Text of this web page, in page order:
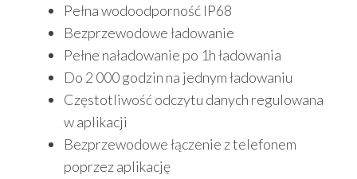
Pełna wodoodporność IP68
Bezprzewodowe ładowanie
Pełne naładowanie po 1h ładowania
Do 2 000 godzin na jednym ładowaniu
Częstotliwość odczytu danych regulowana
w aplikacji
Bezprzewodowe łączenie z telefonem
poprzez aplikację